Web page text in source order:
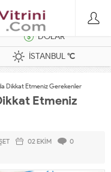
DOLAR
İSTANBUL°C
Dikkat Etmeniz Gerekenler
Etmeniz
02 EKIM
0